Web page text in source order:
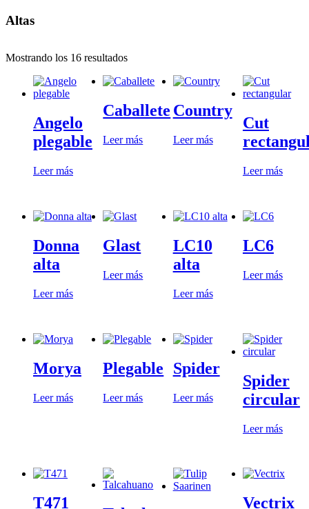
Altas
Mostrando los 16 resultados
Angelo
plegable
Leer más
Caballete
Leer más
Country
Leer más
Cut
Leer más
Donna
alta
Leer más
Glast
Leer más
LC10
alta
Leer más
LC6
Leer más
Morya
Leer más
Plegable
Leer más
Spider
Leer más
Spider
circular
Leer más
T471 Vectrix